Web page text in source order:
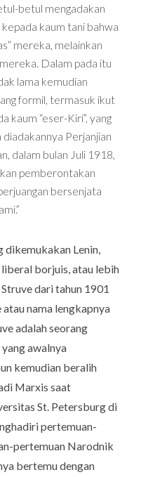
betul mengadakan
kaum tani bahwa
mereka, melainkan
Dalam pada itu
lama kemudian
formil, termasuk ikut
kaum “eser-Kiri”, yang
Perjanjian
dalam bulan Juli 1918,
pemberontakan
bersenjata
Lenin,
borjuis, atau lebih
dari tahun 1901
atau nama lengkapnya
adalah seorang
awalnya
kemudian beralih
Marxis saat
St. Petersburg di
pertemuan-
pertemuan Narodnik
bertemu dengan